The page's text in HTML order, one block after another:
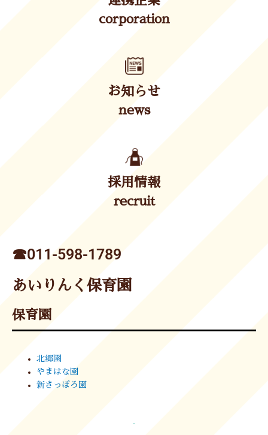
corporation
お知らせ
news
採用情報
recruit
☎︎011-598-1789
あいりんく保育園
保育園
北郷園
やまはな園
新さっぽろ園